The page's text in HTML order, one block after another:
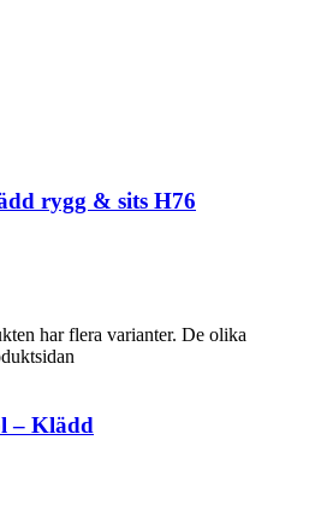
rygg & sits H76
har flera varianter. De olika
– Klädd